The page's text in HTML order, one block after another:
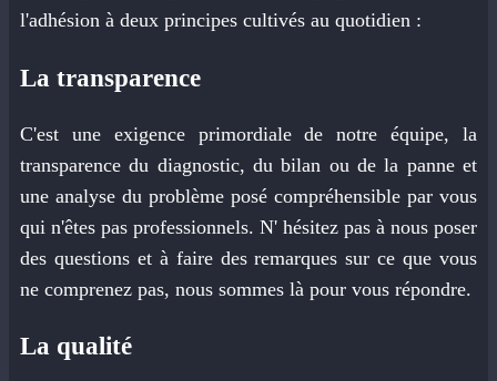
l'adhésion à deux principes cultivés au quotidien :
La transparence
C'est une exigence primordiale de notre équipe, la
transparence du diagnostic, du bilan ou de la panne et
une analyse du problème posé compréhensible par vous
qui n'êtes pas professionnels. N' hésitez pas à nous poser
des questions et à faire des remarques sur ce que vous
ne comprenez pas, nous sommes là pour vous répondre.
La qualité